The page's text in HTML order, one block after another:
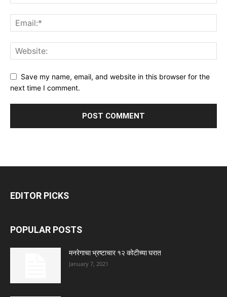
Save my name, email, and website in this browser for the
next time I comment.
EDITOR PICKS
POPULAR POSTS
मनरेगाचा भ्रष्टाचार १२ कोटीच्या घरात
January 7, 2021